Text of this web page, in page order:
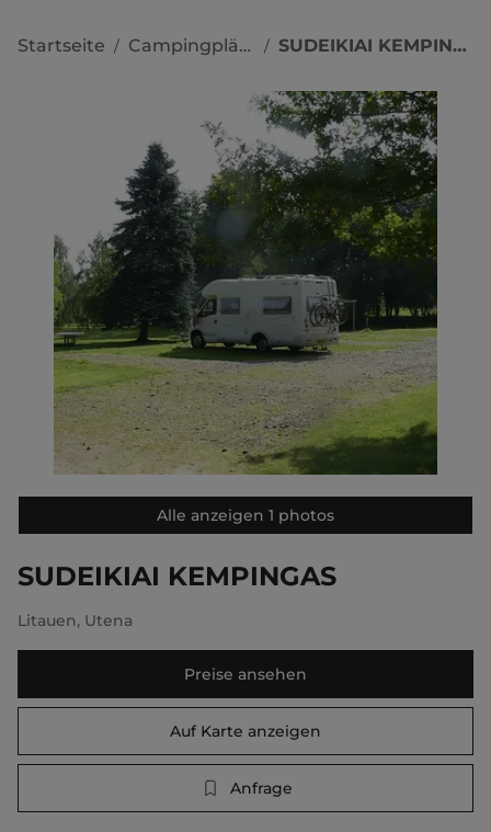
Startseite / Campingplätze / SUDEIKIAI KEMPINGAS
Alle anzeigen 1 photos
SUDEIKIAI KEMPINGAS
Litauen, Utena
Preise ansehen
Auf Karte anzeigen
Anfrage